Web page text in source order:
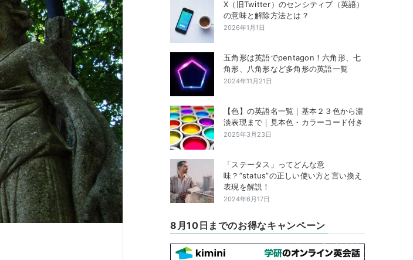
X（旧Twitter）のセンシティブ（英語）
の意味と解除方法とは？
2026年1月1日
五角形は英語でpentagon！六角形、七
角形、八角形など多角形の英語一覧
2024年11月21日
【色】の英語名一覧｜基本２３色から濃
淡表現まで｜見本色・カラーコード付き
2025年3月23日
「ステータス」ってどんな意
味？”status”の正しい使い方と言い換え
表現を解説！
2024年6月17日
8月10日までのお得なキャンペーン